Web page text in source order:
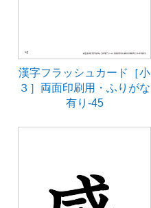
漢字フラッシュカード［小
３］両面印刷用・ふりがな
有り-45